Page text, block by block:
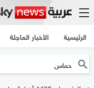
الرئيسية الأخبار العاجلة